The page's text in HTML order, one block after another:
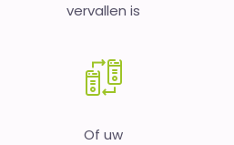
vervallen is
Of uw